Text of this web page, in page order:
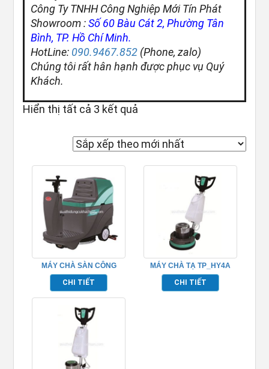
Công Ty TNHH Công Nghiệp Mới Tín Phát
Showroom :Số 60 Bàu Cát 2, Phường Tân
Bình, TP. Hồ Chí Minh.
HotLine: 090.9467.852 (Phone, zalo)
Chúng tôi rất hân hạnh được phục vụ Quý
Khách.
Hiển thị tất cả 3 kết quả
MÁY CHÀ SÀN CÔNG
NGHIỆP TP_HY55B
CHI TIẾT
MÁY CHÀ TẠ TP_HY4A
CHI TIẾT